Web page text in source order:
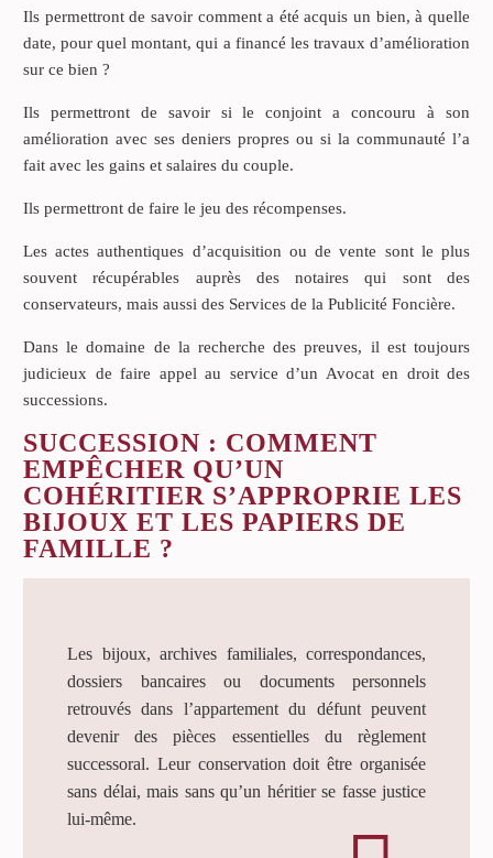
Ils permettront de savoir comment a été acquis un bien, à quelle
date, pour quel montant, qui a financé les travaux d’amélioration
sur ce bien ?
Ils permettront de savoir si le conjoint a concouru à son
amélioration avec ses deniers propres ou si la communauté l’a
fait avec les gains et salaires du couple.
Ils permettront de faire le jeu des récompenses.
Les actes authentiques d’acquisition ou de vente sont le plus
souvent récupérables auprès des notaires qui sont des
conservateurs, mais aussi des Services de la Publicité Foncière.
Dans le domaine de la recherche des preuves, il est toujours
judicieux de faire appel au service d’un Avocat en droit des
successions.
SUCCESSION : COMMENT
EMPÊCHER QU’UN
COHÉRITIER S’APPROPRIE LES
BIJOUX ET LES PAPIERS DE
FAMILLE ?
Les bijoux, archives familiales, correspondances,
dossiers bancaires ou documents personnels
retrouvés dans l’appartement du défunt peuvent
devenir des pièces essentielles du règlement
successoral. Leur conservation doit être organisée
sans délai, mais sans qu’un héritier se fasse justice
lui-même.